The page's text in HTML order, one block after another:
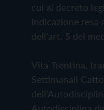
cui al decreto
Indicazione resa
dell'art. 5 del
Vita Trentina,
Settimanali